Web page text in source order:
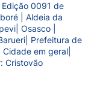
Edição 0091 de
| Aldeia da
Osasco |
Prefeitura de
em geral|
Cristovão